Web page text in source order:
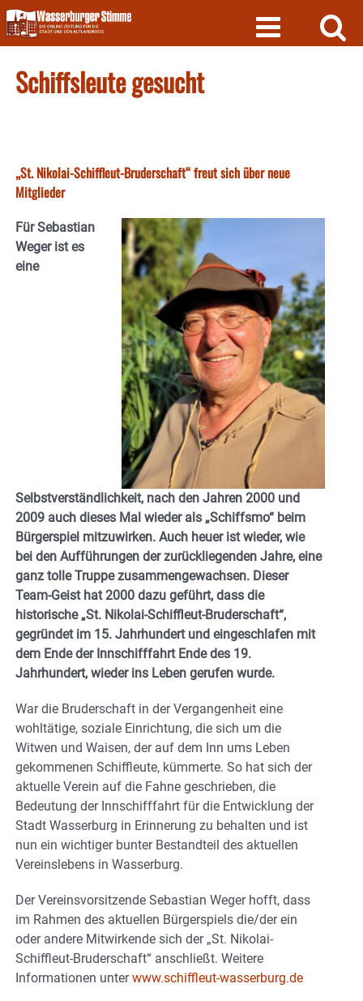
Skip
to
content
Schiffsleute gesucht
„St. Nikolai-Schiffleut-Bruderschaft“ freut sich über neue
Mitglieder
Für Sebastian
Weger ist es
eine
Selbstverständlichkeit, nach den Jahren 2000 und
2009 auch dieses Mal wieder als „Schiffsmo“ beim
Bürgerspiel mitzuwirken. Auch heuer ist wieder, wie
bei den Aufführungen der zurückliegenden Jahre, eine
ganz tolle Truppe zusammengewachsen. Dieser
Team-Geist hat 2000 dazu geführt, dass die
historische „St. Nikolai-Schiffleut-Bruderschaft“,
gegründet im 15. Jahrhundert und eingeschlafen mit
dem Ende der Innschifffahrt Ende des 19.
Jahrhundert, wieder ins Leben gerufen wurde.
War die Bruderschaft in der Vergangenheit eine
wohltätige, soziale Einrichtung, die sich um die
Witwen und Waisen, der auf dem Inn ums Leben
gekommenen Schiffleute, kümmerte. So hat sich der
aktuelle Verein auf die Fahne geschrieben, die
Bedeutung der Innschifffahrt für die Entwicklung der
Stadt Wasserburg in Erinnerung zu behalten und ist
nun ein wichtiger bunter Bestandteil des aktuellen
Vereinslebens in Wasserburg.
Der Vereinsvorsitzende Sebastian Weger hofft, dass
im Rahmen des aktuellen Bürgerspiels die/der ein
oder andere Mitwirkende sich der „St. Nikolai-
Schiffleut-Bruderschaft“ anschließt. Weitere
Informationen unterwww.schiffleut-wasserburg.de